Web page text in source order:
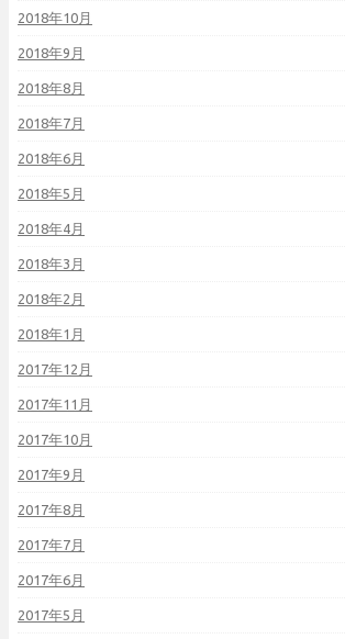
2018年10月
2018年9月
2018年8月
2018年7月
2018年6月
2018年5月
2018年4月
2018年3月
2018年2月
2018年1月
2017年12月
2017年11月
2017年10月
2017年9月
2017年8月
2017年7月
2017年6月
2017年5月